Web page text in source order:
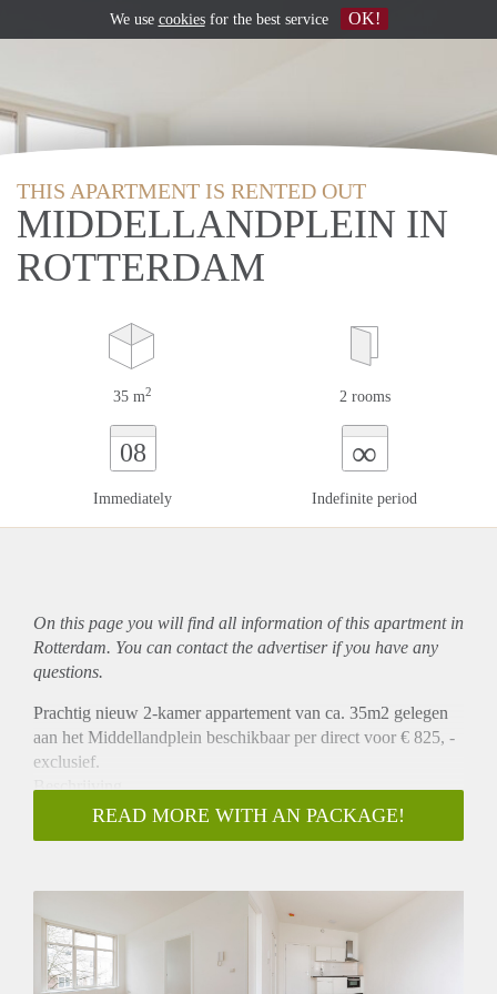
THIS APARTMENT IS RENTED OUT
MIDDELLANDPLEIN IN
ROTTERDAM
35 m2 2 rooms
08
Immediately
∞
Indefinite period
On this page you will find all information of this apartmentin
Rotterdam. You can contact the advertiser if you have any
questions.
Prachtig nieuw 2-kamer appartement van ca. 35m2 gelegen
aan het Middellandplein beschikbaar per direct voor € 825, -
exclusief.
Beschrijving
Dit prachtige appartement is gelegen op de eerste verdieping
aan de achterzijde. Het appartement heeft een woonkamer
slaapkamer en een badkamer met douche en wastafel. Er is
een apart toilet. Alle appartementen worden voorzien van een
mooie vloer en zonwering.
Plaats
READ MORE WITH AN PACKAGE!
We use cookiesfor the best service OK!